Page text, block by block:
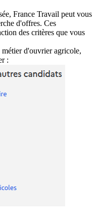
France Travail peut vous
d'offres. Ces
des critères que vous
d'ouvrier agricole,
: